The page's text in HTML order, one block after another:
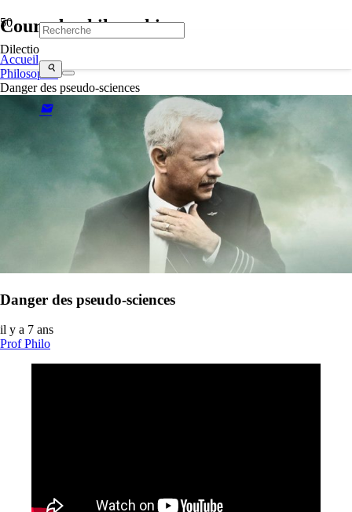
Dilectio
search
mail
Cours de philosophie
Accueil
Philosophie
Danger des pseudo-sciences
Danger des pseudo-sciences
il y a 7 ans
Prof Philo